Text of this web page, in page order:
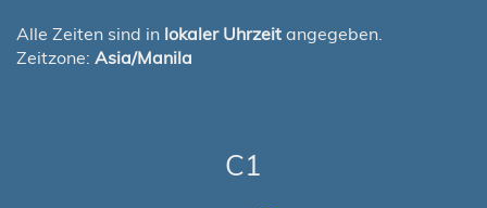
Alle Zeiten sind in lokaler Uhrzeit angegeben.
Zeitzone: Asia/Manila
C1